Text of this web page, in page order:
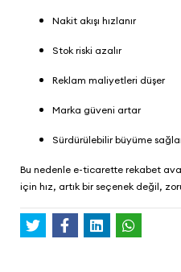
Nakit akışı hızlanır
Stok riski azalır
Reklam maliyetleri düşer
Marka güveni artar
Sürdürülebilir büyüme
Bu nedenle e-ticarette rekabet
için hız, artık bir seçenek değil,